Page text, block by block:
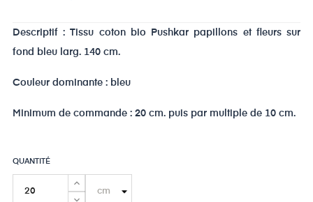
Descriptif : Tissu coton bio Pushkar papillons et fleurs sur
fond bleu larg. 140 cm.
Couleur dominante : bleu
Minimum de commande : 20 cm. puis par multiple de 10 cm.
QUANTITÉ